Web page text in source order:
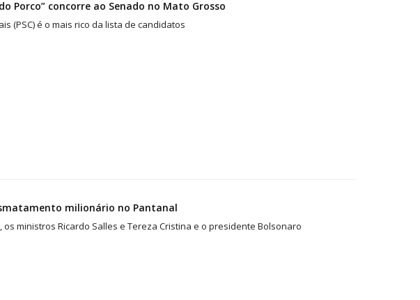
Porco” concorre ao Senado no Mato Grosso
(PSC) é o mais rico da lista de candidatos
milionário no Pantanal
ministros Ricardo Salles e Tereza Cristina e o presidente Bolsonaro